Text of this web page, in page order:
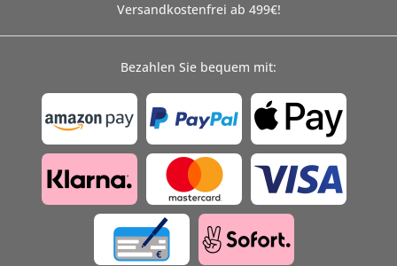
Versandkostenfrei ab 499€!
Bezahlen Sie bequem mit: